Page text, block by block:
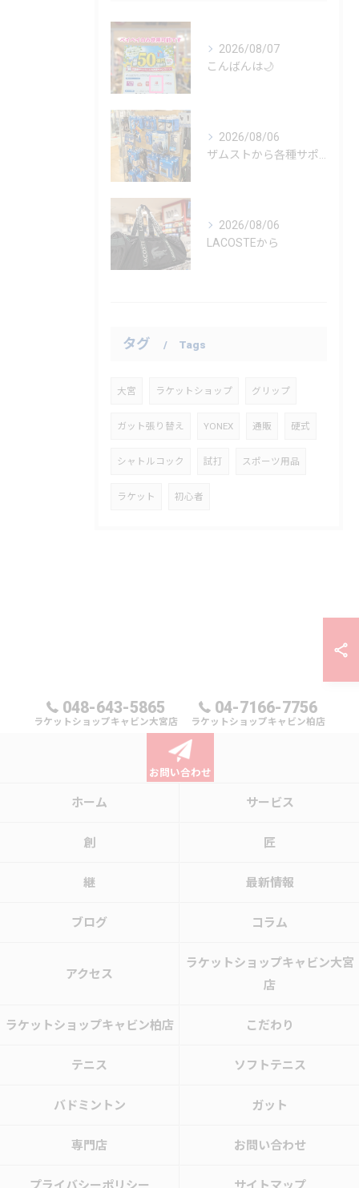
2026/08/07
こんばんは🌙
2026/08/06
2026/08/06
LACOSTEから
タグ Tags
大宮 ラケットショップ グリップ
ガット張り替え YONEX 通販 硬式
シャトルコック 試打 スポーツ用品
ラケット 初心者
048-643-5865
ラケットショップキャビン大宮店
04-7166-7756
ラケットショップキャビン柏店
お問い合わせ
ホーム サービス
創 匠
継 最新情報
ブログ コラム
アクセス
ラケットショップキャビン大宮
店
ラケットショップキャビン柏店 こだわり
テニス ソフトテニス
バドミントン ガット
専門店 お問い合わせ